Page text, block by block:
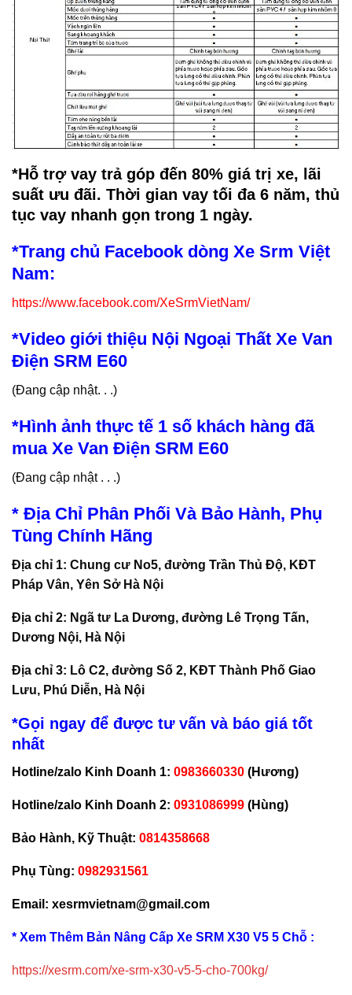
*Hỗ trợ vay trả góp đến 80% giá trị xe, lãi
suất ưu đãi. Thời gian vay tối đa 6 năm, thủ
tục vay nhanh gọn trong 1 ngày.
*Trang chủ Facebook dòng Xe Srm Việt
Nam:
https://www.facebook.com/XeSrmVietNam/
*Video giới thiệu Nội Ngoại Thất Xe Van
Điện SRM E60
(Đang cập nhật. . .)
*Hình ảnh thực tế 1 số khách hàng đã
mua Xe Van Điện SRM E60
(Đang cập nhật . . .)
* Địa Chỉ Phân Phối Và Bảo Hành, Phụ
Tùng Chính Hãng
Địa chỉ 1: Chung cư No5, đường Trần Thủ Độ, KĐT
Pháp Vân, Yên Sở Hà Nội
Địa chỉ 2: Ngã tư La Dương, đường Lê Trọng Tấn,
Dương Nội, Hà Nội
Địa chỉ 3: Lô C2, đường Số 2, KĐT Thành Phố Giao
Lưu, Phú Diễn, Hà Nội
*Gọi ngay để được tư vấn và báo giá tốt
nhất
Hotline/zalo Kinh Doanh 1: 0983660330 (Hương)
Hotline/zalo Kinh Doanh 2: 0931086999 (Hùng)
Bảo Hành, Kỹ Thuật: 0814358668
Phụ Tùng: 0982931561
Email: xesrmvietnam@gmail.com
* Xem Thêm Bản Nâng Cấp Xe SRM X30 V5 5 Chỗ :
https://xesrm.com/xe-srm-x30-v5-5-cho-700kg/